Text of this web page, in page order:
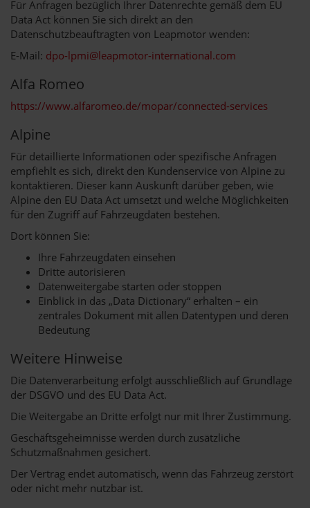
Für Anfragen bezüglich Ihrer Datenrechte gemäß dem EU
Data Act können Sie sich direkt an den
Datenschutzbeauftragten von Leapmotor wenden:
E-Mail: dpo-lpmi@leapmotor-international.com
Alfa Romeo
https://www.alfaromeo.de/mopar/connected-services
Alpine
Für detaillierte Informationen oder spezifische Anfragen
empfiehlt es sich, direkt den Kundenservice von Alpine zu
kontaktieren. Dieser kann Auskunft darüber geben, wie
Alpine den EU Data Act umsetzt und welche Möglichkeiten
für den Zugriff auf Fahrzeugdaten bestehen.
Dort können Sie:
Ihre Fahrzeugdaten einsehen
Dritte autorisieren
Datenweitergabe starten oder stoppen
Einblick in das „Data Dictionary“ erhalten – ein
zentrales Dokument mit allen Datentypen und deren
Bedeutung
Weitere Hinweise
Die Datenverarbeitung erfolgt ausschließlich auf Grundlage
der DSGVO und des EU Data Act.
Die Weitergabe an Dritte erfolgt nur mit Ihrer Zustimmung.
Geschäftsgeheimnisse werden durch zusätzliche
Schutzmaßnahmen gesichert.
Der Vertrag endet automatisch, wenn das Fahrzeug zerstört
oder nicht mehr nutzbar ist.